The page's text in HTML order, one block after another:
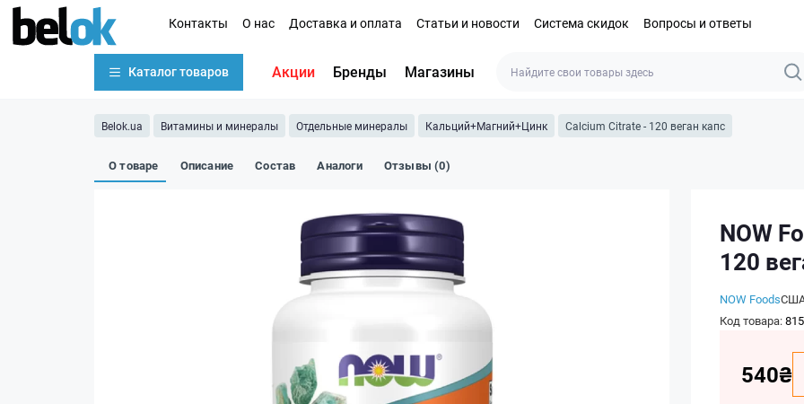
Контакты О нас Доставка и оплата Статьи и новости Система скидок Вопросы и ответы
Каталог товаров Акции Бренды Магазины
Belok.ua Витамины и минералы Отдельные минералы Кальций+Магний+Цинк Calcium Citrate - 120 веган капс
О товаре Описание Состав Аналоги Отзывы (0)
NOW
120
NOW Foods
Код товара:
540₴